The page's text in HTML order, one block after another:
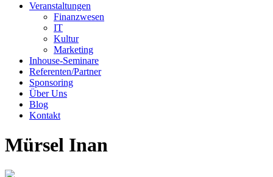
Veranstaltungen
Finanzwesen
IT
Kultur
Marketing
Inhouse-Seminare
Referenten/Partner
Sponsoring
Über Uns
Blog
Kontakt
Mürsel Inan